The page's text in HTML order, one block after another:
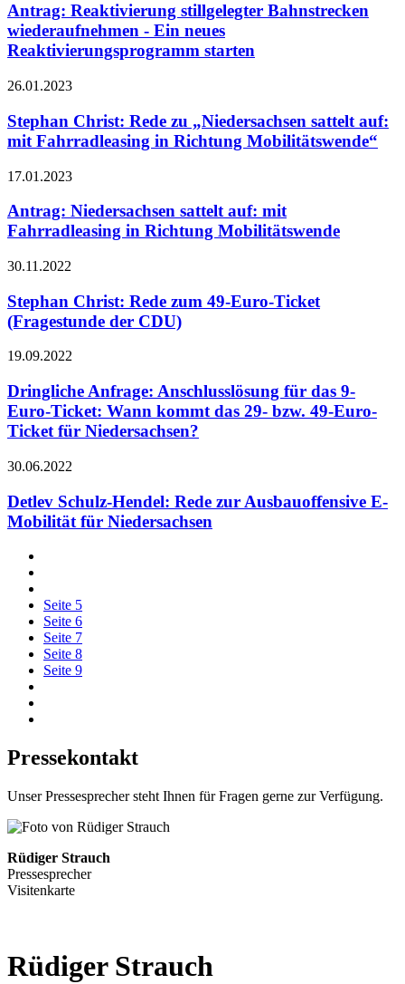
Antrag: Reaktivierung stillgelegter Bahnstrecken
wiederaufnehmen - Ein neues
Reaktivierungsprogramm starten
26.01.2023
Stephan Christ: Rede zu „Niedersachsen sattelt auf:
mit Fahrradleasing in Richtung Mobilitätswende“
17.01.2023
Antrag: Niedersachsen sattelt auf: mit
Fahrradleasing in Richtung Mobilitätswende
30.11.2022
Stephan Christ: Rede zum 49-Euro-Ticket
(Fragestunde der CDU)
19.09.2022
Dringliche Anfrage: Anschlusslösung für das 9-
Euro-Ticket: Wann kommt das 29- bzw. 49-Euro-
Ticket für Niedersachsen?
30.06.2022
Detlev Schulz-Hendel: Rede zur Ausbauoffensive E-
Mobilität für Niedersachsen
Seite 5
Seite 6
Seite 7
Seite 8
Seite 9
Pressekontakt
Unser Pressesprecher steht Ihnen für Fragen gerne zur Verfügung.
Rüdiger Strauch
Pressesprecher
Visitenkarte
RüdigerStrauch